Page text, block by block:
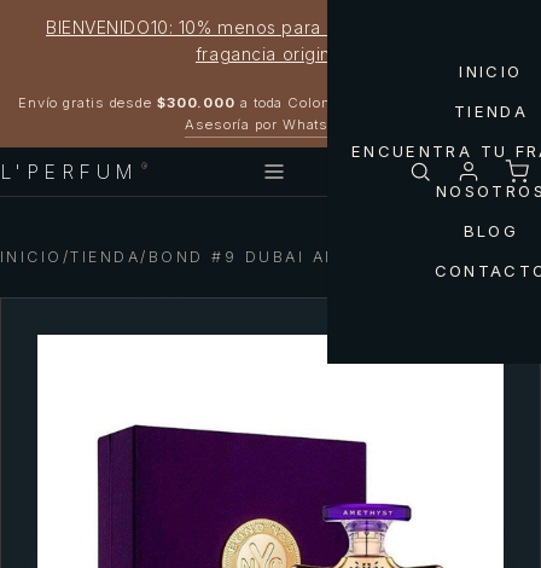
BIENVENIDO10: 10% menos para estrenar tu próxima
fragancia original
Envío gratis desde $300.000 a toda Colombia
Asesoría por WhatsApp
L'PERFUM ®
INICIO
TIENDA
ENCUENTRA TU
BLOG
INICIO /TIENDA/ BOND #9 DUBAI AMETHYST UNISEX